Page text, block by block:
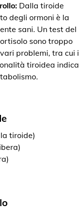
Dalla tiroide
degli ormoni è la
sani. Un test del
sono troppo
problemi, tra cui i
tiroidea indica
tiroide)